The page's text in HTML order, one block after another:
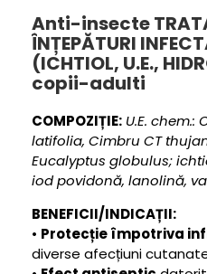
Anti-insecte
ÎNȚEPĂTURI
(ICHTIOL, U.E.,
copii-adulti
COMPOZIȚIE: U.E. chem.:
latifolia, Cimbru CT
Eucalyptus globulus;
iod povidonă, lanolină,
BENEFICII/INDICAȚII:
• Protecție împotriva
diverse afecțiuni